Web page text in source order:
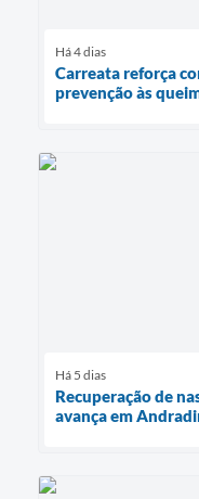
Há 4 dias
Carreata reforça
prevenção às
Há 5 dias
Recuperação de
avança em